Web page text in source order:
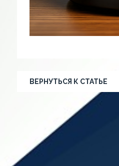
ВЕРНУТЬСЯ К СТАТЬЕ